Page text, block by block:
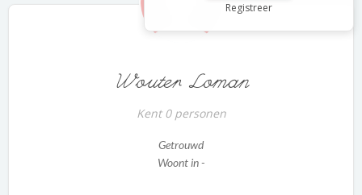
Registreer
Wouter Loman
Kent 0 personen
Getrouwd
Woont in -